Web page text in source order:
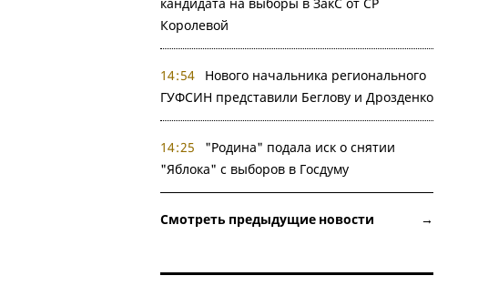
Королевой
14:54
Нового начальника регионального
ГУФСИН представили Беглову и Дрозденко
14:25
"Родина" подала иск о снятии
"Яблока" с выборов в Госдуму
Смотреть предыдущие новости →